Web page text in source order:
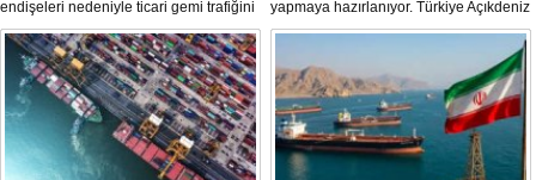
endişeleri nedeniyle ticari gemi trafiğini
kısıtlamaya başladı. Bu durum,
bölgedeki gıda güvenliğini tehdit ediyor.
yapmaya hazırlanıyor. Türkiye Açıkdeniz
Yarış Kulübü (TAYK), Türkiye Yelken
birliğiyle hayata geçirilecek olan 14.
TAYK - Eker Olympos Regatta, 7
Ağustos'ta start alacak ve 16 Ağustos'a
kadar deniz tutkunlarını bir araya
getirecek. "Rüzgâ